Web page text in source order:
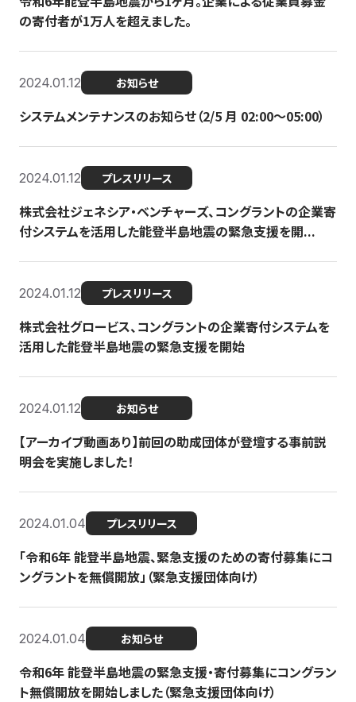
の寄付者が1万人を超えました。
2024.01.12 お知らせ
システムメンテナンスのお知らせ（2/5 月 02:00〜05:00）
2024.01.12 プレスリリース
株式会社ジェネシア・ベンチャーズ、コングラントの企業寄
付システムを活用した能登半島地震の緊急支援を開...
2024.01.12 プレスリリース
株式会社グロービス、コングラントの企業寄付システムを
活用した能登半島地震の緊急支援を開始
2024.01.12 お知らせ
【アーカイブ動画あり】前回の助成団体が登壇する事前説
明会を実施しました！
2024.01.04 プレスリリース
「令和6年 能登半島地震、緊急支援のための寄付募集にコ
ングラントを無償開放」（緊急支援団体向け）
2024.01.04 お知らせ
令和6年 能登半島地震の緊急支援・寄付募集にコングラン
ト無償開放を開始しました（緊急支援団体向け）